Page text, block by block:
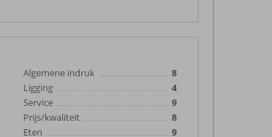
Algemene indruk
8
Ligging
4
Service
9
Prijs/kwaliteit
8
Eten
9